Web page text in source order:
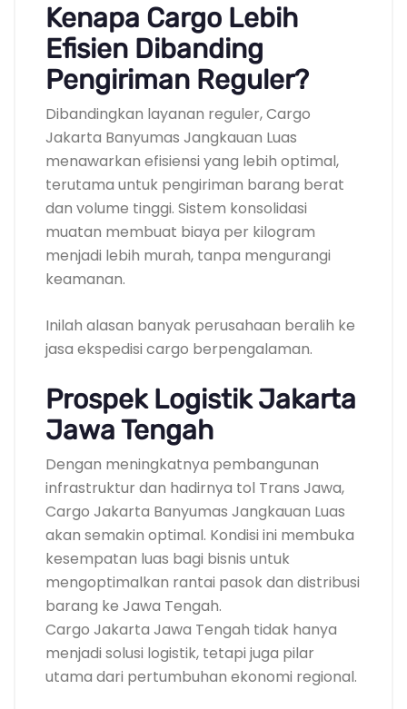
Kenapa Cargo Lebih
Efisien Dibanding
Pengiriman Reguler?
Dibandingkan layanan reguler, Cargo
Jakarta Banyumas Jangkauan Luas
menawarkan efisiensi yang lebih optimal,
terutama untuk pengiriman barang berat
dan volume tinggi. Sistem konsolidasi
muatan membuat biaya per kilogram
menjadi lebih murah, tanpa mengurangi
keamanan.
Inilah alasan banyak perusahaan beralih ke
jasa ekspedisi cargo berpengalaman.
Prospek Logistik Jakarta
Jawa Tengah
Dengan meningkatnya pembangunan
infrastruktur dan hadirnya tol Trans Jawa,
Cargo Jakarta Banyumas Jangkauan Luas
akan semakin optimal. Kondisi ini membuka
kesempatan luas bagi bisnis untuk
mengoptimalkan rantai pasok dan distribusi
barang ke Jawa Tengah.
Cargo Jakarta Jawa Tengah tidak hanya
menjadi solusi logistik, tetapi juga pilar
utama dari pertumbuhan ekonomi regional.